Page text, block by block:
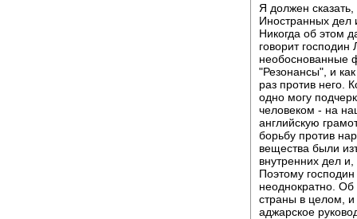
Я должен
Иностранных дел
Никогда об этом
говорит
необоснованные
"Резонансы", и
раз против него.
одно могу
человеком - на
английскую
борьбу против
вещества были
внутренних дел
Поэтому
неоднократно.
страны в целом, и
аджарское